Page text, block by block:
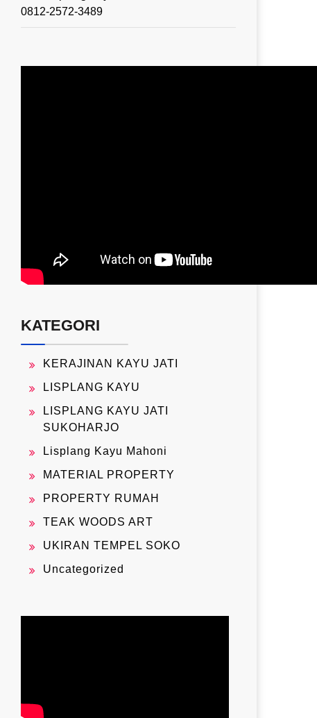
0812-2572-3489
KATEGORI
KERAJINAN KAYU JATI
LISPLANG KAYU
LISPLANG KAYU JATI
SUKOHARJO
Lisplang Kayu Mahoni
MATERIAL PROPERTY
PROPERTY RUMAH
TEAK WOODS ART
UKIRAN TEMPEL SOKO
Uncategorized